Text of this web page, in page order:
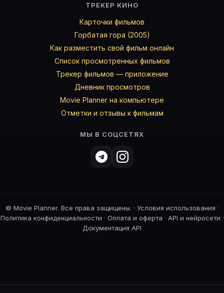
ТРЕКЕР КИНО
Карточки фильмов
Горбатая гора (2005)
Как разместить свой фильм онлайн
Список просмотренных фильмов
Трекер фильмов — приложение
Дневник просмотров
Movie Planner на компьютере
Отметки и отзывы к фильмам
МЫ В СОЦСЕТЯХ
© Movie Planner. Все права защищены. · Условия использования ·
Политика конфиденциальности · Оплата и оферта · API и нейросети ·
Документация API